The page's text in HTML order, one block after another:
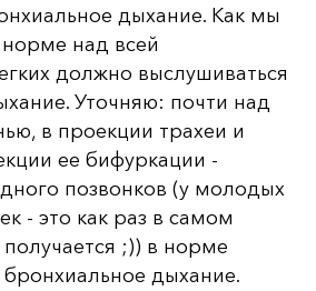
дыхание. Как мы
над всей
должно выслушиваться
Уточняю: почти над
в проекции трахеи и
ее бифуркации -
позвонков (у молодых
- это как раз в самом
;)) в норме
дыхание.